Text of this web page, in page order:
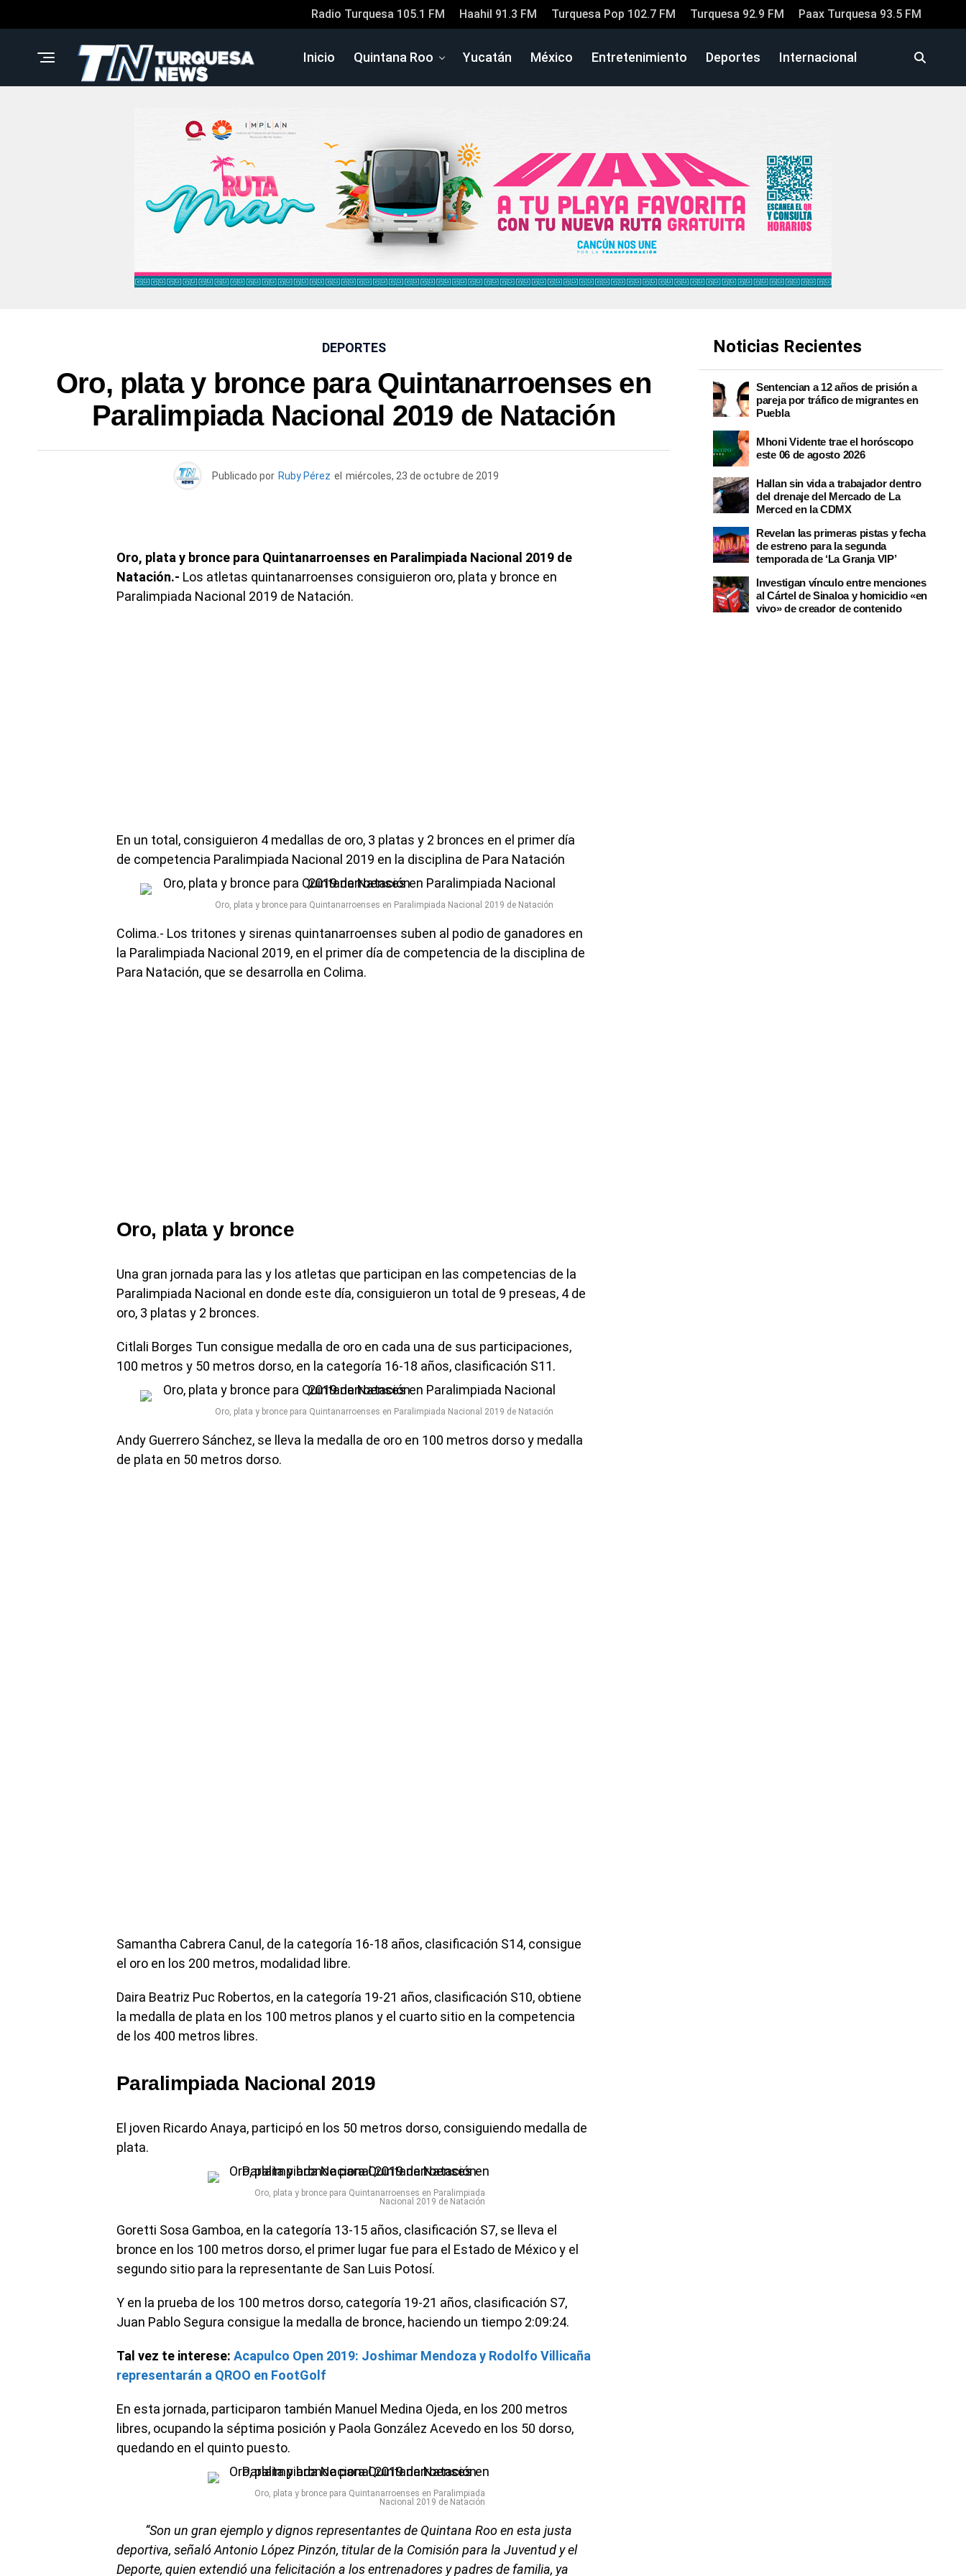
Radio Turquesa 105.1 FM Haahil 91.3 FM Turquesa Pop 102.7 FM Turquesa 92.9 FM Paax Turquesa 93.5 FM
Inicio Quintana Roo Yucatán México Entretenimiento Deportes Internacional
DEPORTES
Oro, plata y bronce para Quintanarroenses en
Paralimpiada Nacional 2019 de Natación
Publicado por Ruby Pérez el miércoles, 23 de octubre de 2019
Oro, plata y bronce para Quintanarroenses en Paralimpiada Nacional 2019 de
Natación.- Los atletas quintanarroenses consiguieron oro, plata y bronce en
Paralimpiada Nacional 2019 de Natación.
En un total, consiguieron 4 medallas de oro, 3 platas y 2 bronces en el primer día
de competencia Paralimpiada Nacional 2019 en la disciplina de Para Natación
Oro, plata y bronce para Quintanarroenses en Paralimpiada Nacional 2019 de Natación
Colima.- Los tritones y sirenas quintanarroenses suben al podio de ganadores en
la Paralimpiada Nacional 2019, en el primer día de competencia de la disciplina de
Para Natación, que se desarrolla en Colima.
Oro, plata y bronce
Una gran jornada para las y los atletas que participan en las competencias de la
Paralimpiada Nacional en donde este día, consiguieron un total de 9 preseas, 4 de
oro, 3 platas y 2 bronces.
Citlali Borges Tun consigue medalla de oro en cada una de sus participaciones,
100 metros y 50 metros dorso, en la categoría 16-18 años, clasificación S11.
Oro, plata y bronce para Quintanarroenses en Paralimpiada Nacional 2019 de Natación
Andy Guerrero Sánchez, se lleva la medalla de oro en 100 metros dorso y medalla
de plata en 50 metros dorso.
Samantha Cabrera Canul, de la categoría 16-18 años, clasificación S14, consigue
el oro en los 200 metros, modalidad libre.
Daira Beatriz Puc Robertos, en la categoría 19-21 años, clasificación S10, obtiene
la medalla de plata en los 100 metros planos y el cuarto sitio en la competencia
de los 400 metros libres.
Paralimpiada Nacional 2019
El joven Ricardo Anaya, participó en los 50 metros dorso, consiguiendo medalla de
plata.
Oro, plata y bronce para Quintanarroenses en Paralimpiada
Nacional 2019 de Natación
Goretti Sosa Gamboa, en la categoría 13-15 años, clasificación S7, se lleva el
bronce en los 100 metros dorso, el primer lugar fue para el Estado de México y el
segundo sitio para la representante de San Luis Potosí.
Y en la prueba de los 100 metros dorso, categoría 19-21 años, clasificación S7,
Juan Pablo Segura consigue la medalla de bronce, haciendo un tiempo 2:09:24.
Tal vez te interese: Acapulco Open 2019: Joshimar Mendoza y Rodolfo Villicaña
representarán a QROO en FootGolf
En esta jornada, participaron también Manuel Medina Ojeda, en los 200 metros
libres, ocupando la séptima posición y Paola González Acevedo en los 50 dorso,
quedando en el quinto puesto.
Oro, plata y bronce para Quintanarroenses en Paralimpiada
Nacional 2019 de Natación
“Son un gran ejemplo y dignos representantes de Quintana Roo en esta justa
deportiva, señaló Antonio López Pinzón, titular de la Comisión para la Juventud y el
Deporte, quien extendió una felicitación a los entrenadores y padres de familia, ya
Noticias Recientes
Sentencian a 12 años de prisión a
pareja por tráfico de migrantes en
Puebla
Mhoni Vidente trae el horóscopo
este 06 de agosto 2026
Hallan sin vida a trabajador dentro
del drenaje del Mercado de La
Merced en la CDMX
Revelan las primeras pistas y fecha
de estreno para la segunda
temporada de ‘La Granja VIP’
Investigan vínculo entre menciones
al Cártel de Sinaloa y homicidio «en
vivo» de creador de contenido